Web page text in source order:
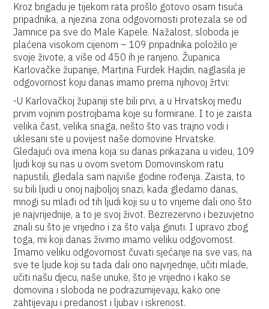
Kroz brigadu je tijekom rata prošlo gotovo osam tisuća
pripadnika, a njezina zona odgovornosti protezala se od
Jamnice pa sve do Male Kapele. Nažalost, sloboda je
plaćena visokom cijenom – 109 pripadnika položilo je
svoje živote, a više od 450 ih je ranjeno. Županica
Karlovačke županije, Martina Furdek Hajdin, naglasila je
odgovornost koju danas imamo prema njihovoj žrtvi:
-U Karlovačkoj županiji ste bili prvi, a u Hrvatskoj među
prvim vojnim postrojbama koje su formirane. I to je zaista
velika čast, velika snaga, nešto što vas trajno vodi i
uklesani ste u povijest naše domovine Hrvatske.
Gledajući ova imena koja su danas prikazana u videu, 109
ljudi koji su nas u ovom svetom Domovinskom ratu
napustili, gledala sam najviše godine rođenja. Zaista, to
su bili ljudi u onoj najboljoj snazi, kada gledamo danas,
mnogi su mlađi od tih ljudi koji su u to vrijeme dali ono što
je najvrijednije, a to je svoj život. Bezrezervno i bezuvjetno
znali su što je vrijedno i za što valja ginuti. I upravo zbog
toga, mi koji danas živimo imamo veliku odgovornost.
Imamo veliku odgovornost čuvati sjećanje na sve vas, na
sve te ljude koji su tada dali ono najvrjednije, učiti mlade,
učiti našu djecu, naše unuke, što je vrijedno i kako se
domovina i sloboda ne podrazumijevaju, kako one
zahtijevaju i predanost i ljubav i iskrenost.